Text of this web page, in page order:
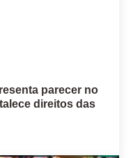
parecer no
direitos das